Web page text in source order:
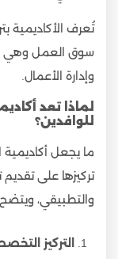
تُعرف الأكاديمية
سوق العمل وهي
وإدارة الأعمال.
لماذا تعد
للوافدين؟
ما يجعل أكاديمية
تركيزها على
والتطبيقي، ويتضح
التركيز